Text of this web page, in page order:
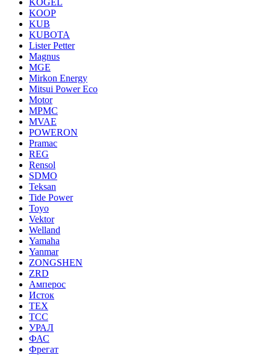
KOGEL
KOOP
KUB
KUBOTA
Lister Petter
Magnus
MGE
Mirkon Energy
Mitsui Power Eco
Motor
MPMC
MVAE
POWERON
Pramac
REG
Rensol
SDMO
Teksan
Tide Power
Toyo
Vektor
Welland
Yamaha
Yanmar
ZONGSHEN
ZRD
Амперос
Исток
ТЕХ
ТСС
УРАЛ
ФАС
Фрегат